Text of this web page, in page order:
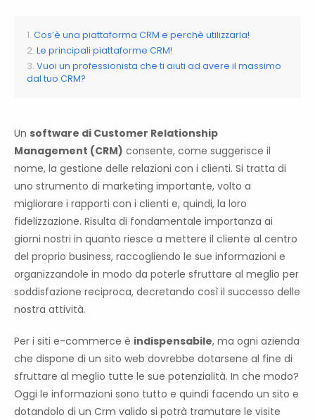
Cos’è una piattaforma CRM e perchè utilizzarla!
Le principali piattaforme CRM!
Vuoi un professionista che ti aiuti ad avere il massimo
dal tuo CRM?
Un software di Customer Relationship
Management (CRM) consente, come suggerisce il
nome, la gestione delle relazioni con i clienti. Si tratta di
uno strumento di marketing importante, volto a
migliorare i rapporti con i clienti e, quindi, la loro
fidelizzazione. Risulta di fondamentale importanza ai
giorni nostri in quanto riesce a mettere il cliente al centro
del proprio business, raccogliendo le sue informazioni e
organizzandole in modo da poterle sfruttare al meglio per
soddisfazione reciproca, decretando così il successo delle
nostra attività.
Per i siti e-commerce è indispensabile, ma ogni azienda
che dispone di un sito web dovrebbe dotarsene al fine di
sfruttare al meglio tutte le sue potenzialità. In che modo?
Oggi le informazioni sono tutto e quindi facendo un sito e
dotandolo di un Crm valido si potrà tramutare le visite